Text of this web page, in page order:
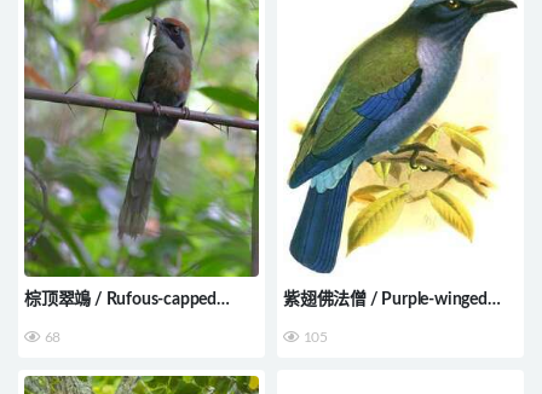
棕顶翠鴗 / Rufous-capped
ruficapillus
68
紫翅佛法僧 / Purple-winged
105